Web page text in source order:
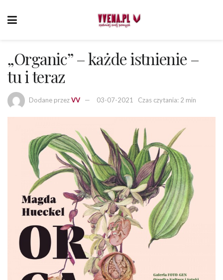
„Organic” – każde istnienie –
tu i teraz
Dodane przezVV 03-07-2021 Czas czytania: 2 min